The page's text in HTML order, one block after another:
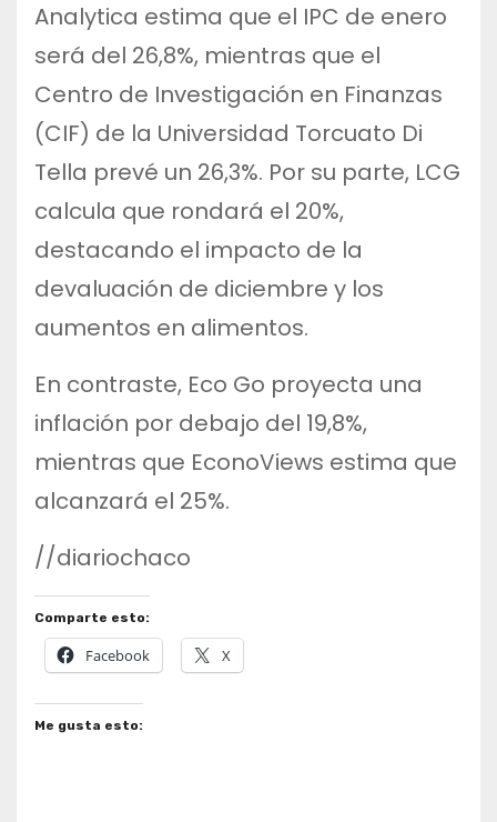
Analytica estima que el IPC de enero
será del 26,8%, mientras que el
Centro de Investigación en Finanzas
(CIF) de la Universidad Torcuato Di
Tella prevé un 26,3%. Por su parte, LCG
calcula que rondará el 20%,
destacando el impacto de la
devaluación de diciembre y los
aumentos en alimentos.
En contraste, Eco Go proyecta una
inflación por debajo del 19,8%,
mientras que EconoViews estima que
alcanzará el 25%.
//diariochaco
Comparte esto:
Facebook X
Me gusta esto: